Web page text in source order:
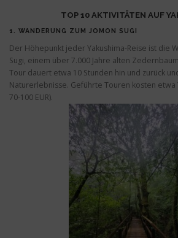
TOP 10 AKTIVITÄTEN AUF
1. WANDERUNG ZUM JOMON SUGI
Der Höhepunkt jeder Yakushima-Reise ist die
Sugi, einem über 7.000 Jahre alten
Tour dauert etwa 10 Stunden hin und zurück
Naturerlebnisse. Geführte Touren kosten etwa
70-100 EUR).